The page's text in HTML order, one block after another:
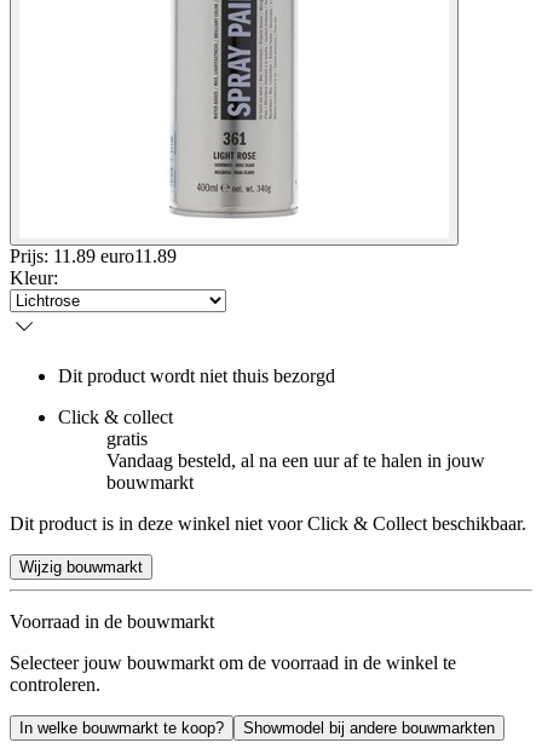
Prijs: 11.89 euro11 .89
Kleur:
Dit product wordt niet thuis bezorgd
Click & collect
gratis
Vandaag besteld, al na een uur af te halen in jouw
bouwmarkt
Dit product is in deze winkel niet voor Click & Collect beschikbaar.
Wijzig bouwmarkt
Voorraad in de bouwmarkt
Selecteer jouw bouwmarkt om de voorraad in de winkel te
controleren.
In welke bouwmarkt te koop? Showmodel bij andere bouwmarkten